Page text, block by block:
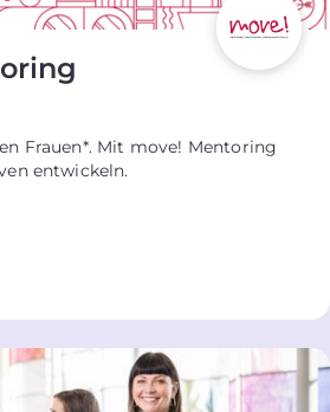
Frauen*. Mit move! Mentoring
entwickeln.